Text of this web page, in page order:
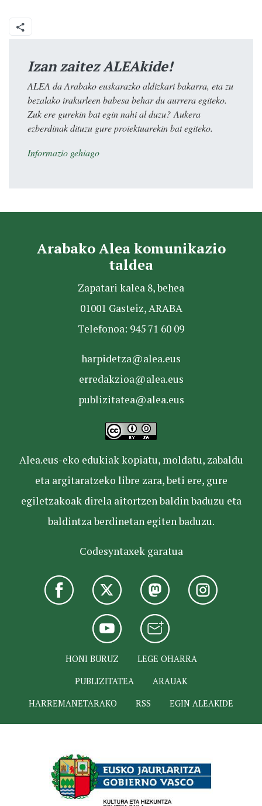
Izan zaitez ALEAkide!
ALEA da Arabako euskarazko aldizkari bakarra, eta zu
bezalako irakurleen babesa behar du aurrera egiteko.
Zuk ere gurekin bat egin nahi al duzu? Aukera
ezberdinak dituzu gure proiektuarekin bat egiteko.
Informazio gehiago
Arabako Alea komunikazio
taldea
Zapatari kalea 8, behea
01001 Gasteiz, ARABA
Telefonoa: 945 71 60 09
harpidetza@alea.eus
erredakzioa@alea.eus
publizitatea@alea.eus
Alea.eus-eko edukiak kopiatu, moldatu, zabaldu
eta argitaratzeko libre zara, beti ere, gure
egiletzakoak direla aitortzen baldin baduzu eta
baldintza berdinetan egiten baduzu.
Codesyntaxek garatua
HONI BURUZ
LEGE OHARRA
PUBLIZITATEA
ARAUAK
HARREMANETARAKO
RSS EGIN ALEAKIDE